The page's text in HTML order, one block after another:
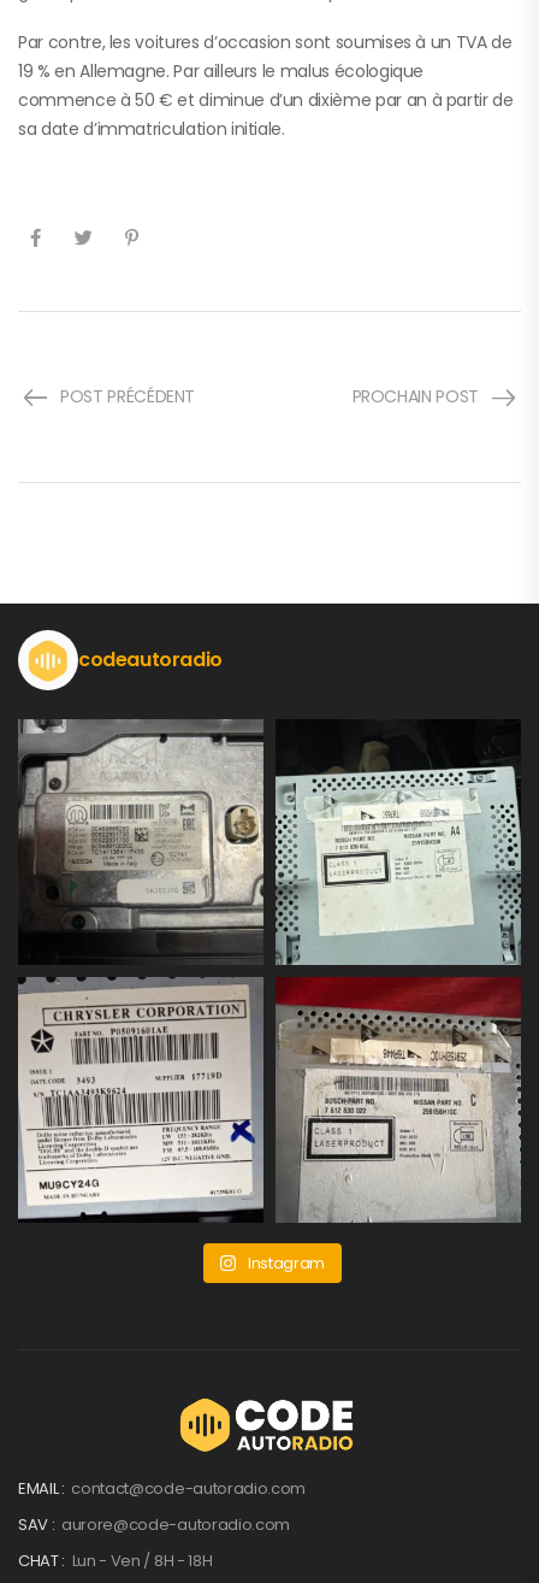
Par contre, les voitures d’occasion sont soumises à un TVA de
19 % en Allemagne. Par ailleurs le malus écologique
commence à 50 € et diminue d’un dixième par an à partir de
sa date d’immatriculation initiale.
POST PRÉCÉDENT PROCHAIN POST
codeautoradio
Instagram
EMAIL : contact@code-autoradio.com
SAV : aurore@code-autoradio.com
CHAT : Lun - Ven / 8H - 18H